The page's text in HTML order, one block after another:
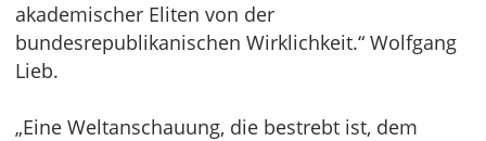
akademischer Eliten von der
bundesrepublikanischen Wirklichkeit.“ Wolfgang
Lieb.
„Eine Weltanschauung, die bestrebt ist, dem